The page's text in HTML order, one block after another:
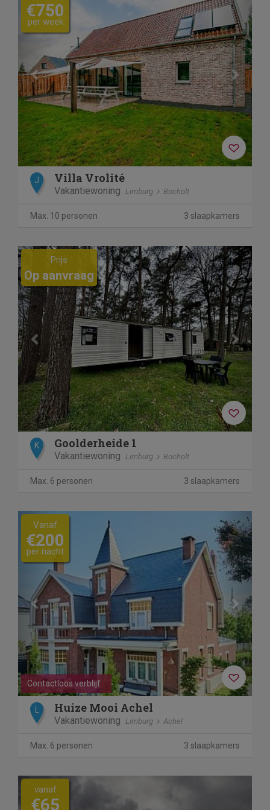
€750
per week
J Villa Vrolité
Vakantiewoning Limburg Bocholt
Max. 10 personen 3 slaapkamers
Previous Next
Prijs
Op aanvraag
K Goolderheide 1
Vakantiewoning Limburg Bocholt
Max. 6 personen 3 slaapkamers
Previous Next
Contactloos verblijf
Vanaf
€200
per nacht
L Huize Mooi Achel
Vakantiewoning Limburg Achel
Max. 6 personen 3 slaapkamers
vanaf
€65